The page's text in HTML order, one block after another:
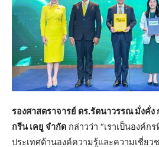
รองศาสตราจารย์ ดร.รัตนาวรรณ มั่งคั่ง
กรีน เคยู จำกัด กล่าวว่า “เราเป็นองค์ก
ประเทศด้านองค์ความรู้และความเชี่ยว